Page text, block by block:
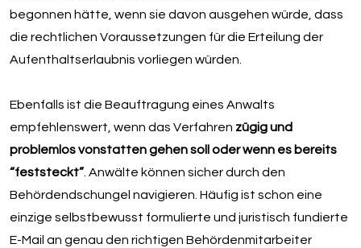
begonnen hätte, wenn sie davon ausgehen würde, dass
die rechtlichen Voraussetzungen für die Erteilung der
Aufenthaltserlaubnis vorliegen würden.
Ebenfalls ist die Beauftragung eines Anwalts
empfehlenswert, wenn das Verfahren zügig und
problemlos vonstatten gehen soll oder wenn es bereits
“feststeckt”. Anwälte können sicher durch den
Behördendschungel navigieren. Häufig ist schon eine
einzige selbstbewusst formulierte und juristisch fundierte
E-Mail an genau den richtigen Behördenmitarbeiter